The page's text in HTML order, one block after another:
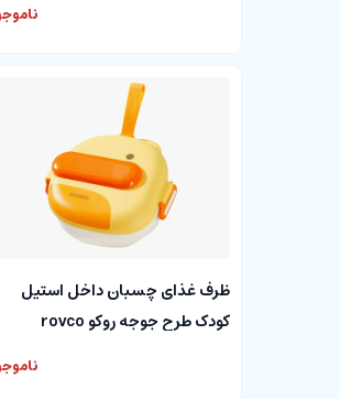
ظرف غذای چسبان داخل استیل
کودک طرح جوجه روکو rovco